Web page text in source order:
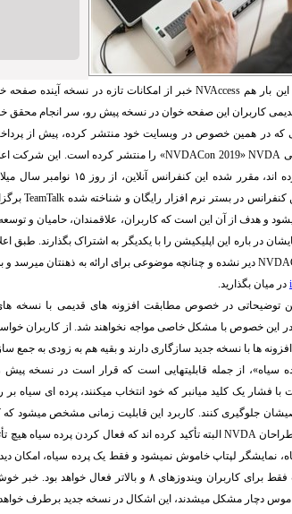
این بار هم NVAccessخبر از امکانات تازه در نسخه آینده صفحه
کاربران این صفحه خوان در نسخه پیش رو، سر انجام محقق
که در همین خصوص در وبسایت خود منتشر کرده، پیش از
NVDA
«
NVDACon 2019» را منتشر کرده است. این شرکت
در بستر نرم افزار رایگان و شناخته شده TeamTalk
و هدف از آن این است که کاربران، علاقمندان، حامیان و
در باره این اپلیکیشن را با یکدیگر به اشتراک بگذارند. طبق
دیر نشده و چنانچه موضوعی برای ارائه به ذهنتان میرسد و
در میان بگذارید.
توضیحاتی در خصوص مطابقت افزونه های قدیمی با نسخه
در این خصوص با مشکل خاصی مواجه نخواهند شد. از کاربران
ها با نسخه جدید سازگاری دارند و بقیه هم به زودی به جمع
سیاه»، از جمله قابلیتهایی است که قرار است در نسخه
با فشار یک کلید میانبر که خود انتخاب میکنند، پرده ای سیاه
جلوگیری کنند. کاربرد این قابلیت زمانی مشخص میشود که
NVDAالبته تأکید کرده اند که فعال کردن پرده سیاه
نمایشگر لپتاپ خاموش نمیشود و فقط یک پرده سیاه، امکان
ویندوزهای ۸ و بالاتر فعال خواهد بود. خبر خوش
موس دچار مشکل میشدند، این اشکال در نسخه جدید برطرف